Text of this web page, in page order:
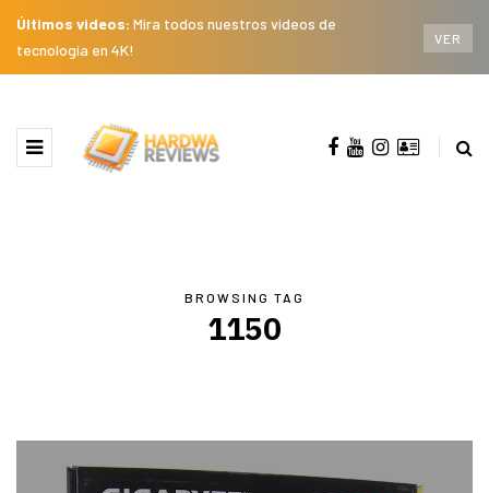
Últimos videos: Mira todos nuestros videos de
tecnología en 4K!
VER
BROWSING TAG
1150